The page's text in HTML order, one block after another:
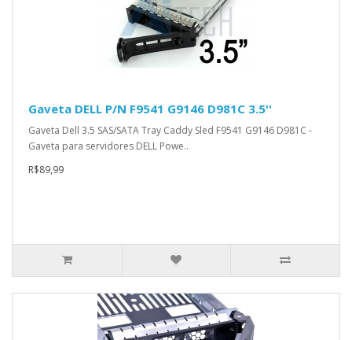
Gaveta DELL P/N F9541 G9146 D981C 3.5''
Gaveta Dell 3.5 SAS/SATA Tray Caddy Sled F9541 G9146 D981C -
Gaveta para servidores DELL Powe..
R$89,99